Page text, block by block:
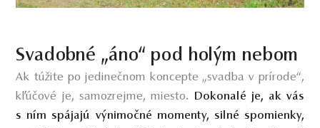
Svadobné „áno“ pod holým nebom
Ak túžite po jedinečnom koncepte „svadba v prírode“,
kľúčové je, samozrejme, miesto.
Dokonalé je, ak vás
s ním spájajú výnimočné momenty, silné spomienky,